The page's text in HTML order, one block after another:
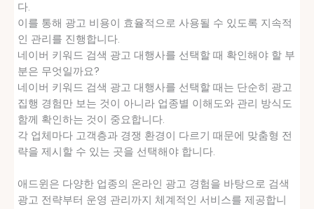
다.
이를 통해 광고 비용이 효율적으로 사용될 수 있도록 지속적
인 관리를 진행합니다.
네이버 키워드 검색 광고 대행사를 선택할 때 확인해야 할 부
분은 무엇일까요?
네이버 키워드 검색 광고 대행사를 선택할 때는 단순히 광고
집행 경험만 보는 것이 아니라 업종별 이해도와 관리 방식도
함께 확인하는 것이 중요합니다.
각 업체마다 고객층과 경쟁 환경이 다르기 때문에 맞춤형 전
략을 제시할 수 있는 곳을 선택해야 합니다.
애드윈은 다양한 업종의 온라인 광고 경험을 바탕으로 검색
광고 전략부터 운영 관리까지 체계적인 서비스를 제공합니